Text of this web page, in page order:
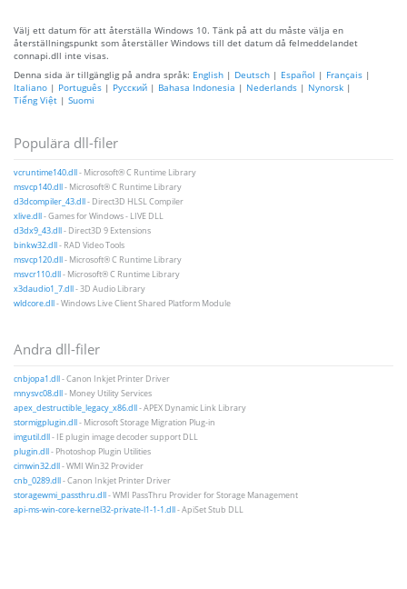
Välj ett datum för att återställa Windows 10. Tänk på att du måste välja en
återställningspunkt som återställer Windows till det datum då felmeddelandet
connapi.dll inte visas.
Denna sida är tillgänglig på andra språk: English | Deutsch | Español | Français |
Italiano | Português | Русский | Bahasa Indonesia | Nederlands | Nynorsk |
Tiếng Việt | Suomi
Populära dll-filer
vcruntime140.dll- Microsoft® C Runtime Library
msvcp140.dll- Microsoft® C Runtime Library
d3dcompiler_43.dll- Direct3D HLSL Compiler
xlive.dll- Games for Windows - LIVE DLL
d3dx9_43.dll- Direct3D 9 Extensions
binkw32.dll- RAD Video Tools
msvcp120.dll- Microsoft® C Runtime Library
msvcr110.dll- Microsoft® C Runtime Library
x3daudio1_7.dll- 3D Audio Library
wldcore.dll- Windows Live Client Shared Platform Module
Andra dll-filer
cnbjopa1.dll- Canon Inkjet Printer Driver
mnysvc08.dll- Money Utility Services
apex_destructible_legacy_x86.dll- APEX Dynamic Link Library
stormigplugin.dll- Microsoft Storage Migration Plug-in
imgutil.dll- IE plugin image decoder support DLL
plugin.dll- Photoshop Plugin Utilities
cimwin32.dll- WMI Win32 Provider
cnb_0289.dll- Canon Inkjet Printer Driver
storagewmi_passthru.dll- WMI PassThru Provider for Storage Management
api-ms-win-core-kernel32-private-l1-1-1.dll- ApiSet Stub DLL